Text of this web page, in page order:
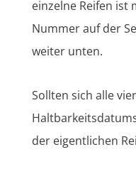
einzelne Reifen ist
Nummer auf der
weiter unten.
Sollten sich alle
der eigentlichen